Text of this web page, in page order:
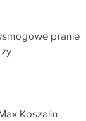
pranie
Koszalin